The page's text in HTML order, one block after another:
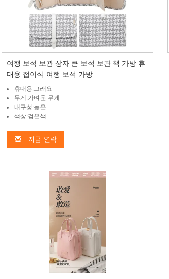
여행 보석 보관 상자 큰 보석 보관 책 가방 휴
대용 접이식 여행 보석 가방
휴대용:그래요
무게:가벼운 무게
내구성:높은
색상:검은색
지금 연락